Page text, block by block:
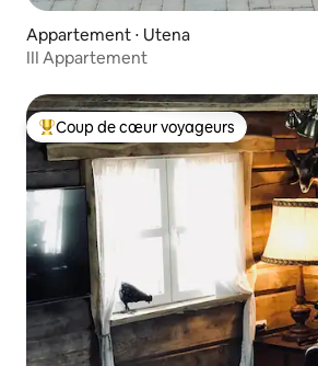
Appartement ⋅ Utena
III Appartement
Coups de cœur voyageurs les plus
Coup de cœur voyageurs